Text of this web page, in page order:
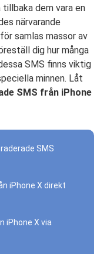
dem vara en
närvarande
samlas massor av
dig hur många
SMS finns viktig
minnen. Låt
SMS från iPhone
SMS
iPhone X direkt
iPhone X via